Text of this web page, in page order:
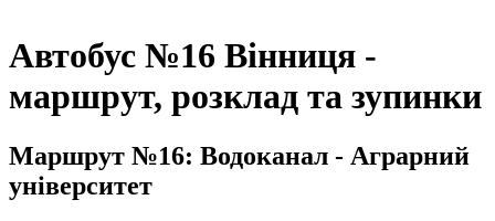
Автобус №16 Вінниця -
маршрут, розклад та зупинки
Маршрут №16: Водоканал - Аграрний
університет